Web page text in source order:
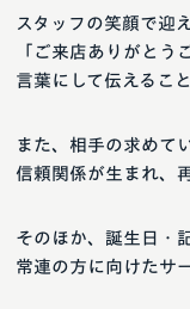
スタッフの笑顔で迎
「ご来店ありがとう
言葉にして伝えるこ
また、相手の求めて
信頼関係が生まれ、
そのほか、誕生日・
常連の方に向けたサ